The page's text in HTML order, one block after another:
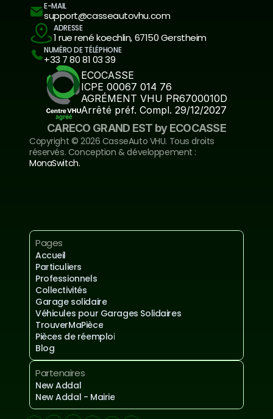
E-MAIL
support@casseautovhu.com
ADRESSE
1 rue rené koechlin, 67150 Gerstheim
NUMÉRO DE TÉLÉPHONE
+33 7 80 81 03 39
ECOCASSE
ICPE 00067 014 76
AGRÉMENT VHU PR6700010D
Arrêté préf. Compl. 29/12/2027
CARECO GRAND EST by ECOCASSE
Copyright ©️ 2026 CasseAuto VHU. Tous droits
MonaSwitch.
Pages
Accueil
Particuliers
Professionnels
Collectivités
Garage solidaire
Véhicules pour Garages Solidaires
TrouverMaPièce
Pièces de réemploi
Blog
Partenaires
New Addal
New Addal - Mairie
Mentions légales et confidentialités